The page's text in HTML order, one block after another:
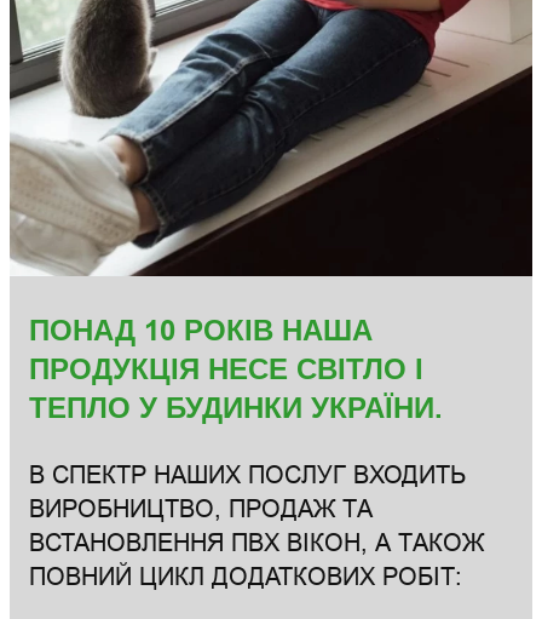
ПОНАД 10 РОКІВ НАША
ПРОДУКЦІЯ НЕСЕ СВІТЛО І
ТЕПЛО У БУДИНКИ УКРАЇНИ.
В СПЕКТР НАШИХ ПОСЛУГ ВХОДИТЬ
ВИРОБНИЦТВО, ПРОДАЖ ТА
ВСТАНОВЛЕННЯ ПВХ ВІКОН, А ТАКОЖ
ПОВНИЙ ЦИКЛ ДОДАТКОВИХ РОБІТ: